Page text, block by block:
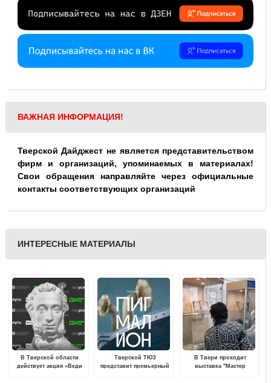
ВАЖНАЯ ИНФОРМАЦИЯ!
Тверской Дайджест не является представительством
фирм и организаций, упоминаемых в материалах!
Свои обращения направляйте через официальные
контакты соответствующих организаций
ИНТЕРЕСНЫЕ МАТЕРИАЛЫ
В Тверской области
действует акция «Веди
Тверской ТЮЗ
представит премьерный
В Твери проходит
выставка "Мастер